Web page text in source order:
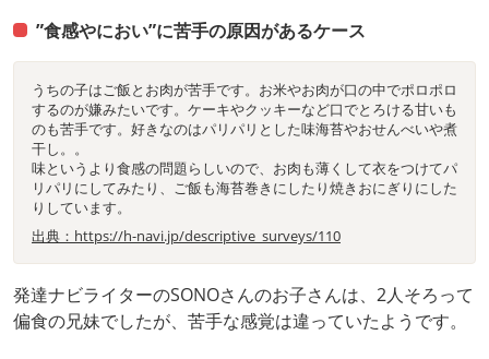
”食感やにおい”に苦手の原因があるケース
うちの子はご飯とお肉が苦手です。お米やお肉が口の中でポロポロ
するのが嫌みたいです。ケーキやクッキーなど口でとろける甘いも
のも苦手です。好きなのはパリパリとした味海苔やおせんべいや煮
干し。。
味というより食感の問題らしいので、お肉も薄くして衣をつけてパ
リパリにしてみたり、ご飯も海苔巻きにしたり焼きおにぎりにした
りしています。
出典：https://h-navi.jp/descriptive_surveys/110
発達ナビライターのSONOさんのお子さんは、2人そろって
偏食の兄妹でしたが、苦手な感覚は違っていたようです。